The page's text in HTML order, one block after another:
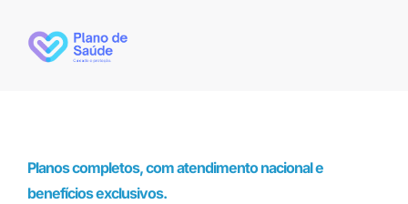
Planos completos, com atendimento nacional e
benefícios exclusivos.